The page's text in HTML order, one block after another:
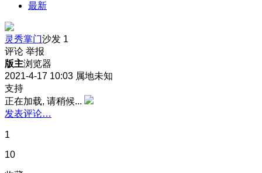
最新
灵秀掌门沙发 1
评论 举报
版主浏览器
2021-4-17 10:03 属地未知
支持
正在加载, 请稍候...
发表评论…
1
10